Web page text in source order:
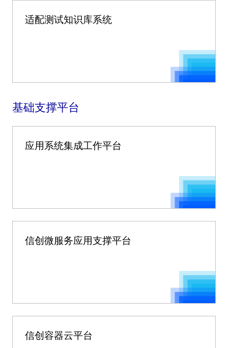
适配测试知识库系统
基础支撑平台
应用系统集成工作平台
信创微服务应用支撑平台
信创容器云平台